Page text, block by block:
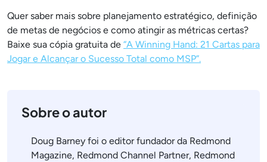
Quer saber mais sobre planejamento estratégico, definição
de metas de negócios e como atingir as métricas certas?
Baixe sua cópia gratuita de “A Winning Hand: 21 Cartas para
Jogar e Alcançar o Sucesso Total como MSP”.
Sobre o autor
Doug Barney foi o editor fundador da Redmond
Magazine, Redmond Channel Partner, Redmond